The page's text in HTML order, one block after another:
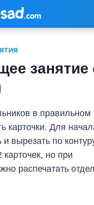
в правильном
карточки. Для
и вырезать по
карточек, но при
распечатать